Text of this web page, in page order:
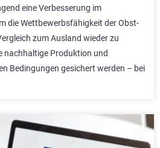
eine Verbesserung im
die Wettbewerbsfähigkeit der Obst-
zum Ausland wieder zu
nachhaltige Produktion und
Bedingungen gesichert werden – bei